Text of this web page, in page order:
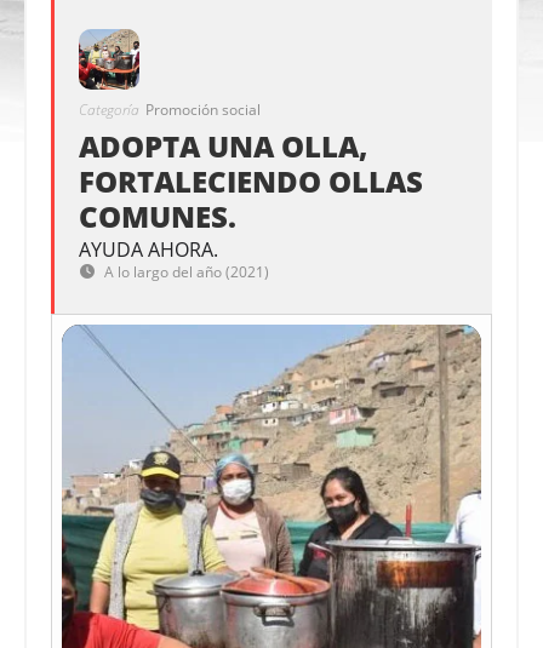
Categoría Promoción social
ADOPTA UNA OLLA,
FORTALECIENDO OLLAS
COMUNES.
AYUDA AHORA.
A lo largo del año (2021)